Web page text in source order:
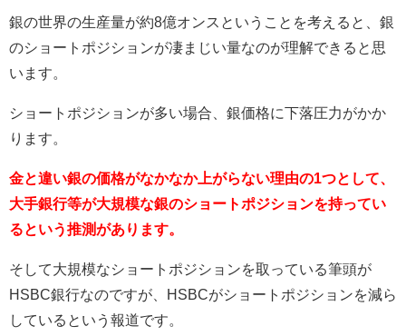
銀の世界の生産量が約8億オンスということを考えると、銀
のショートポジションが凄まじい量なのが理解できると思
います。
ショートポジションが多い場合、銀価格に下落圧力がかか
ります。
金と違い銀の価格がなかなか上がらない理由の1つとして、
大手銀行等が大規模な銀のショートポジションを持ってい
るという推測があります。
そして大規模なショートポジションを取っている筆頭が
HSBC銀行なのですが、HSBCがショートポジションを減ら
しているという報道です。